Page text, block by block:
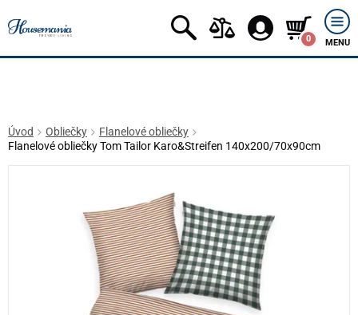
0 MENU
Úvod Obliečky
Flanelové obliečky
Flanelové obliečky Tom Tailor Karo&Streifen 140x200/70x90cm